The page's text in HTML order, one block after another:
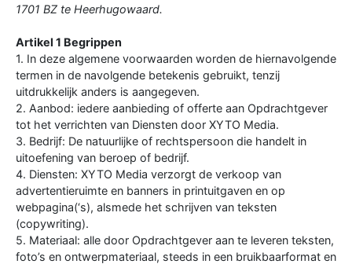
1701 BZ te Heerhugowaard.
Artikel 1 Begrippen
1. In deze algemene voorwaarden worden de hiernavolgende
termen in de navolgende betekenis gebruikt, tenzij
uitdrukkelijk anders is aangegeven.
2. Aanbod: iedere aanbieding of offerte aan Opdrachtgever
tot het verrichten van Diensten door XYTO Media.
3. Bedrijf: De natuurlijke of rechtspersoon die handelt in
uitoefening van beroep of bedrijf.
4. Diensten: XYTO Media verzorgt de verkoop van
advertentieruimte en banners in printuitgaven en op
webpagina(‘s), alsmede het schrijven van teksten
(copywriting).
5. Materiaal: alle door Opdrachtgever aan te leveren teksten,
foto’s en ontwerpmateriaal, steeds in een bruikbaarformat en